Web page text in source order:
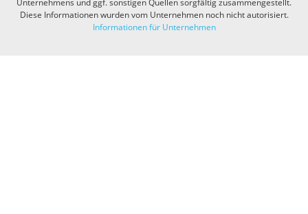
Unternehmens und ggf. sonstigen Quellen sorgfältig zusammengestellt.
Diese Informationen wurden vom Unternehmen noch nicht autorisiert.
Informationen für Unternehmen